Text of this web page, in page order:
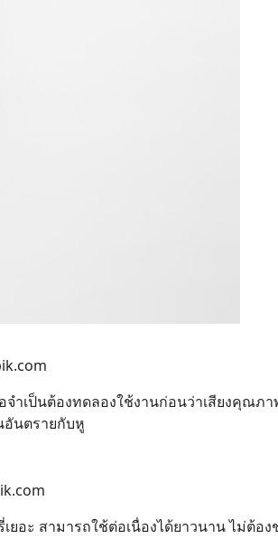
ำเป็นต้องทดลองใช้งานก่อนว่าเสียงคุณภ
อันตรายกับหู
อะ สามารถใช้ต่อเนื่องได้ยาวนาน ไม่ต้อ